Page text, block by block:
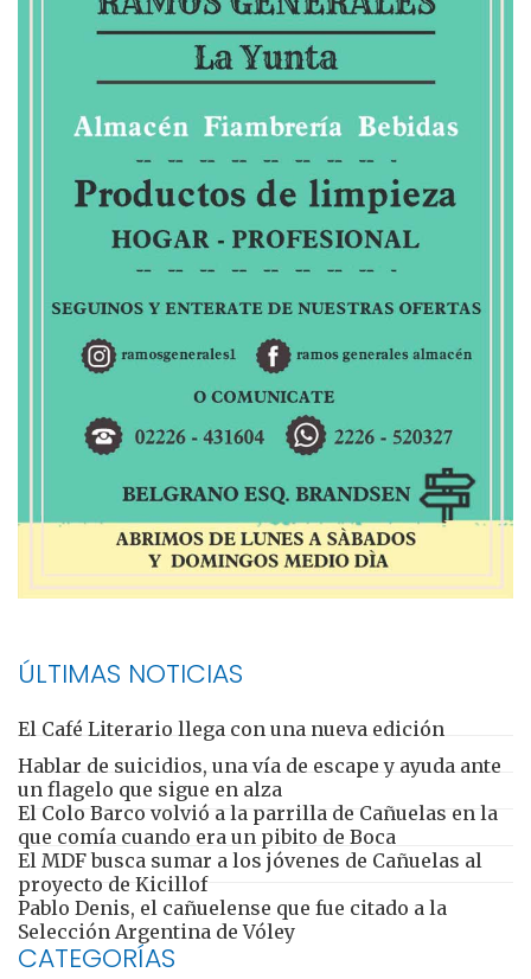
ÚLTIMAS NOTICIAS
El Café Literario llega con una nueva edición
Hablar de suicidios, una vía de escape y ayuda ante
un flagelo que sigue en alza
El Colo Barco volvió a la parrilla de Cañuelas en la
que comía cuando era un pibito de Boca
El MDF busca sumar a los jóvenes de Cañuelas al
proyecto de Kicillof
Pablo Denis, el cañuelense que fue citado a la
Selección Argentina de Vóley
CATEGORÍAS